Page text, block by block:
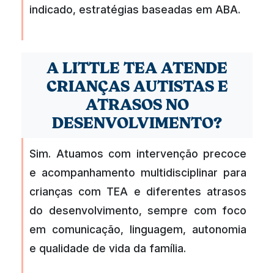
indicado, estratégias baseadas em ABA.
A LITTLE TEA ATENDE
CRIANÇAS AUTISTAS E
ATRASOS NO
DESENVOLVIMENTO?
Sim. Atuamos com intervenção precoce
e acompanhamento multidisciplinar para
crianças com TEA e diferentes atrasos
do desenvolvimento, sempre com foco
em comunicação, linguagem, autonomia
e qualidade de vida da família.